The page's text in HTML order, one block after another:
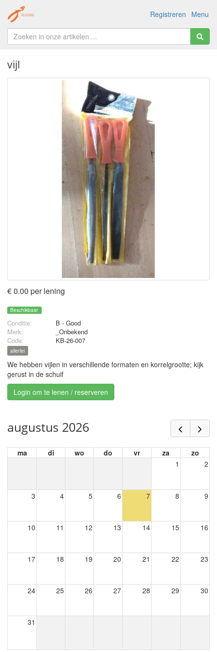
Menu
Registreren
vijl
€ 0.00 per lening
Beschikbaar
Conditie:
B - Good
Merk:
_Onbekend
Code:
KB-26-007
allerlei
We hebben vijlen in verschillende formaten en korrelgrootte; kijk
gerust in de schuif
Login om te lenen / reserveren
augustus 2026
ma di wo do vr za
zo
1
2
3 4 5 6 7 8 9
10 11 12 13 14 15 16
17 18 19 20 21 22 23
24 25 26 27 28 29 30
31